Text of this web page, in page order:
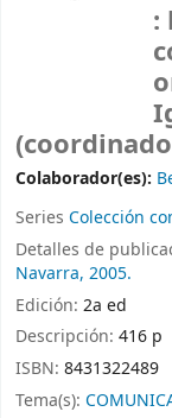
:
Colaborador(es):
Series Colección
Detalles de
Navarra, 2005.
Edición: 2a ed
Descripción: 416 p
ISBN: 8431322489
Tema(s):